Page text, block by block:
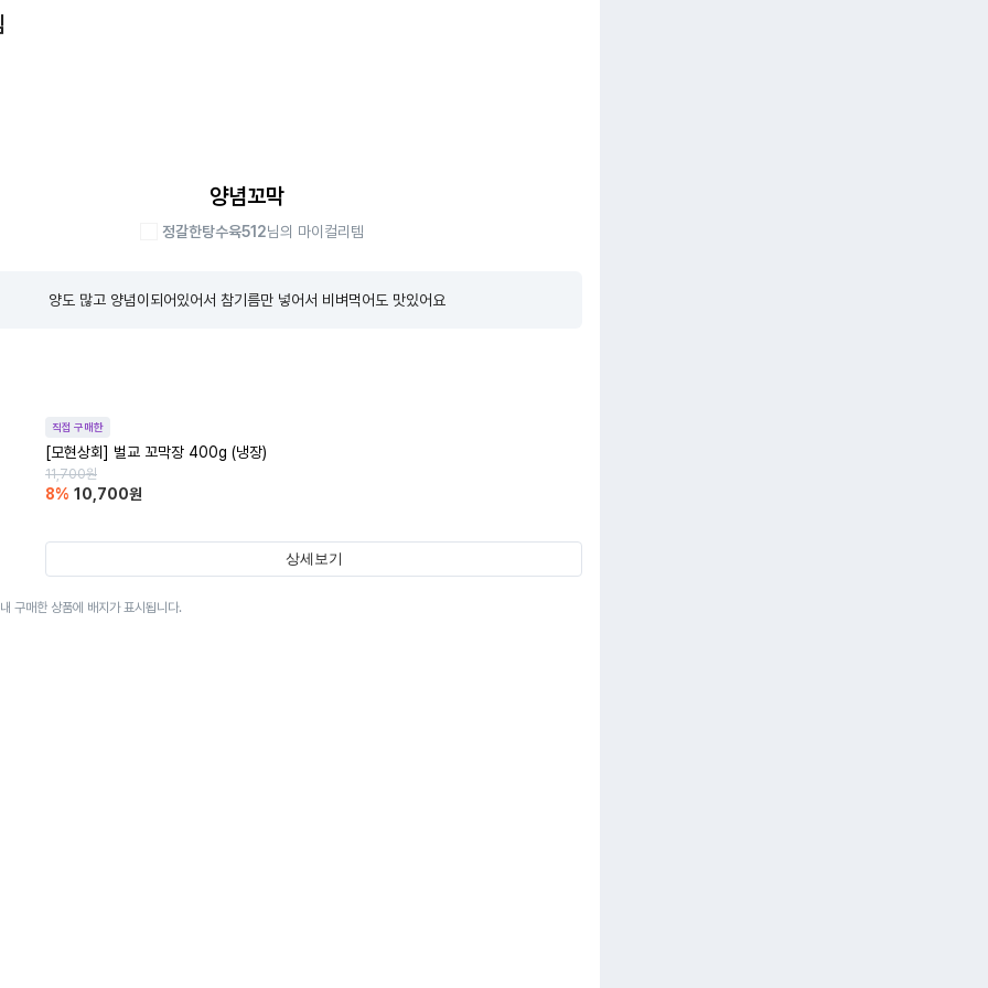
양념꼬막
정갈한탕수육512님의 마이컬리템
양도 많고 양념이되어있어서 참기름만 넣어서 비벼먹어도 맛있어요
직접 구매한
[모현상회] 벌교 꼬막장 400g (냉장)
11,700원
8% 10,700원
상세보기
구매한 상품에 배지가 표시됩니다.